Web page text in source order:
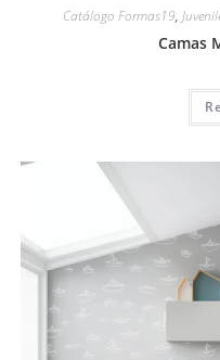
Catálogo Formas19,
Camas